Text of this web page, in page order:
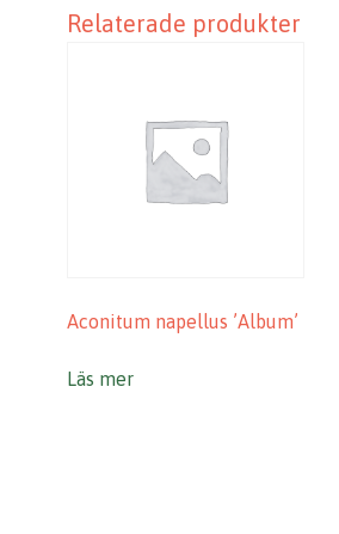
Relaterade produkter
Aconitum napellus ’Album’
Läs mer